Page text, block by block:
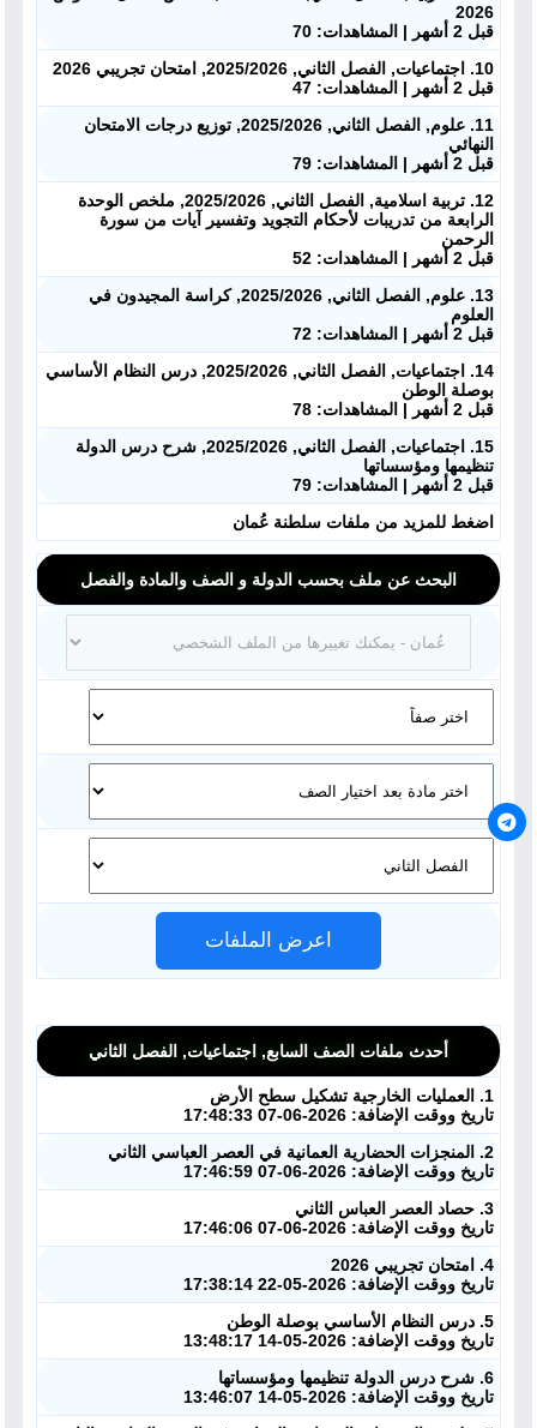
2026
قبل 2 أشهر | المشاهدات: 70
10. اجتماعيات, الفصل الثاني, 2025/2026, امتحان تجريبي 2026
قبل 2 أشهر | المشاهدات: 47
11. علوم, الفصل الثاني, 2025/2026, توزيع درجات الامتحان
النهائي
قبل 2 أشهر | المشاهدات: 79
12. تربية اسلامية, الفصل الثاني, 2025/2026, ملخص الوحدة
الرابعة من تدريبات لأحكام التجويد وتفسير آيات من سورة
الرحمن
قبل 2 أشهر | المشاهدات: 52
13. علوم, الفصل الثاني, 2025/2026, كراسة المجيدون في
العلوم
قبل 2 أشهر | المشاهدات: 72
14. اجتماعيات, الفصل الثاني, 2025/2026, درس النظام الأساسي
بوصلة الوطن
قبل 2 أشهر | المشاهدات: 78
15. اجتماعيات, الفصل الثاني, 2025/2026, شرح درس الدولة
تنظيمها ومؤسساتها
قبل 2 أشهر | المشاهدات: 79
اضغط للمزيد من ملفات سلطنة عُمان
البحث عن ملف بحسب الدولة و الصف والمادة والفصل
اعرض الملفات
أحدث ملفات الصف السابع, اجتماعيات, الفصل الثاني
1. العمليات الخارجية تشكيل سطح الأرض
تاريخ ووقت الإضافة: 2026-06-07 17:48:33
2. المنجزات الحضارية العمانية في العصر العباسي الثاني
تاريخ ووقت الإضافة: 2026-06-07 17:46:59
3. حصاد العصر العباس الثاني
تاريخ ووقت الإضافة: 2026-06-07 17:46:06
4. امتحان تجريبي 2026
تاريخ ووقت الإضافة: 2026-05-22 17:38:14
5. درس النظام الأساسي بوصلة الوطن
تاريخ ووقت الإضافة: 2026-05-14 13:48:17
6. شرح درس الدولة تنظيمها ومؤسساتها
تاريخ ووقت الإضافة: 2026-05-14 13:46:07